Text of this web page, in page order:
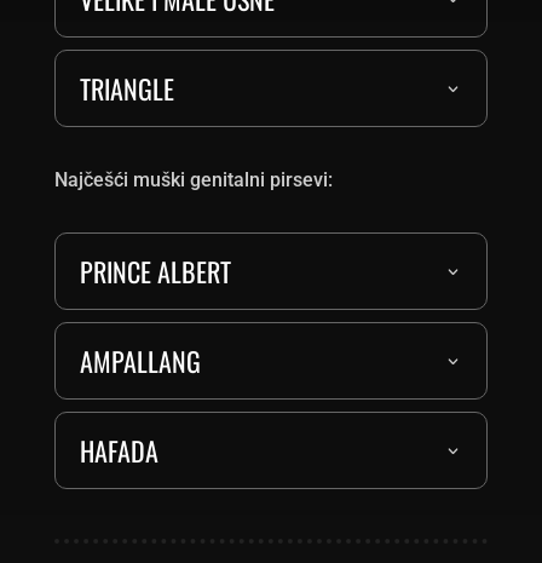
TRIANGLE
Najčešći muški genitalni pirsevi:
PRINCE ALBERT
AMPALLANG
HAFADA